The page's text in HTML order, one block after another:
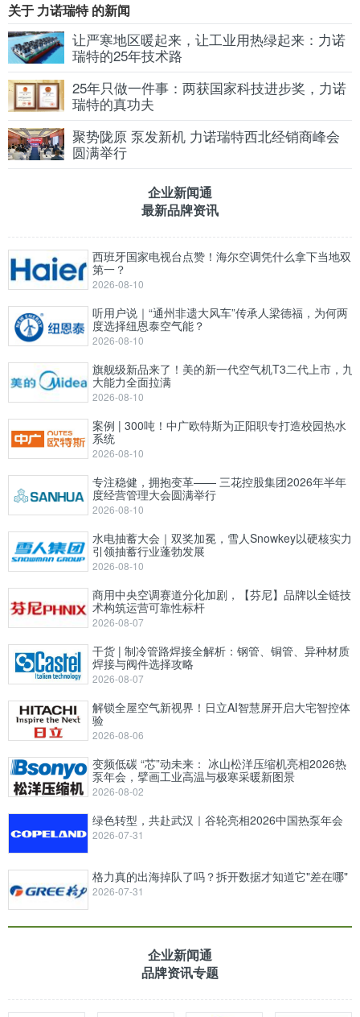
关于 力诺瑞特 的新闻
让严寒地区暖起来，让工业用热绿起来：力诺
瑞特的25年技术路
25年只做一件事：两获国家科技进步奖，力诺
瑞特的真功夫
聚势陇原 泵发新机 力诺瑞特西北经销商峰会
圆满举行
企业新闻通
最新品牌资讯
西班牙国家电视台点赞！海尔空调凭什么拿下当地双
第一？
2026-08-10
听用户说｜“通州非遗大风车”传承人梁德福，为何两
度选择纽恩泰空气能？
2026-08-10
旗舰级新品来了！美的新一代空气机T3二代上市，九
大能力全面拉满
2026-08-10
案例 | 300吨！中广欧特斯为正阳职专打造校园热水
系统
2026-08-10
专注稳健，拥抱变革—— 三花控股集团2026年半年
度经营管理大会圆满举行
2026-08-10
水电抽蓄大会｜双奖加冕，雪人Snowkey以硬核实力
引领抽蓄行业蓬勃发展
2026-08-10
商用中央空调赛道分化加剧，【芬尼】品牌以全链技
术构筑运营可靠性标杆
2026-08-07
干货 | 制冷管路焊接全解析：钢管、铜管、异种材质
焊接与阀件选择攻略
2026-08-07
解锁全屋空气新视界！日立AI智慧屏开启大宅智控体
验
2026-08-06
变频低碳 “芯”动未来： 冰山松洋压缩机亮相2026热
泵年会，擘画工业高温与极寒采暖新图景
2026-08-02
绿色转型，共赴武汉｜谷轮亮相2026中国热泵年会
2026-07-31
格力真的出海掉队了吗？拆开数据才知道它"差在哪"
2026-07-31
企业新闻通
品牌资讯专题